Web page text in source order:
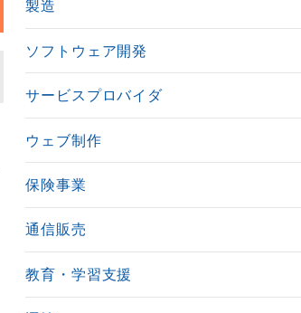
製造
ソフトウェア開発
サービスプロバイダ
ウェブ制作
保険事業
通信販売
教育・学習支援